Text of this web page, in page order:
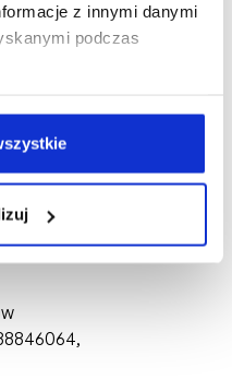
z innymi danymi
podczas